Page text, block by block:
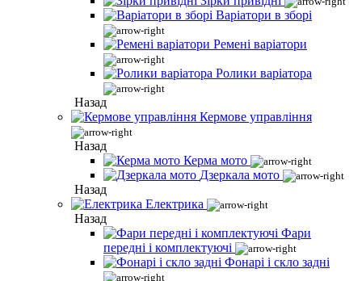
Варіатори в зборі
Ремені варіатори
Ролики варіатора
Назад
Кермове управління
Назад
Керма мото
Дзеркала мото
Назад
Електрика
Назад
Фари
передні і комплектуючі
Фонарі і скло задні